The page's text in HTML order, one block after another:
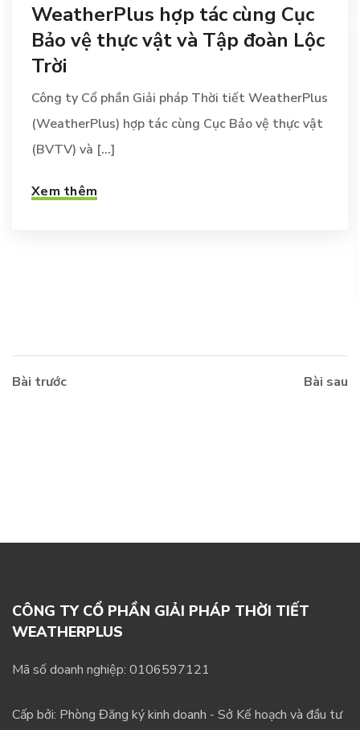
WeatherPlus hợp tác cùng Cục
Bảo vệ thực vật và Tập đoàn Lộc
Trời
Công ty Cổ phần Giải pháp Thời tiết WeatherPlus
(WeatherPlus) hợp tác cùng Cục Bảo vệ thực vật
(BVTV) và [...]
Xem thêm
Bài trước Bài sau
CÔNG TY CỔ PHẦN GIẢI PHÁP THỜI TIẾT
WEATHERPLUS
Mã số doanh nghiệp: 0106597121
Cấp bởi: Phòng Đăng ký kinh doanh - Sở Kế hoạch và đầu tư